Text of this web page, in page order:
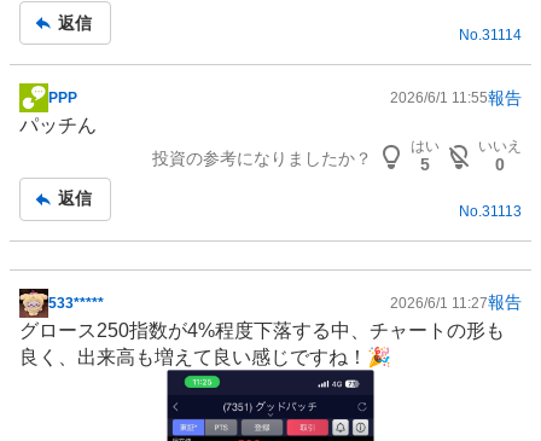
返信
No.31114
掲
示
事
PPP 2026/6/1 11:55報告
パッチん
投資の参考になりましたか？
はい
5
いいえ
0
返信
No. 31113
掲
示
板
533***** 2026/6/1 11:27報告
グロース250指数が4%程度下落する中、チャートの形も
良く、出来高も増えて良い感じですね！🎉